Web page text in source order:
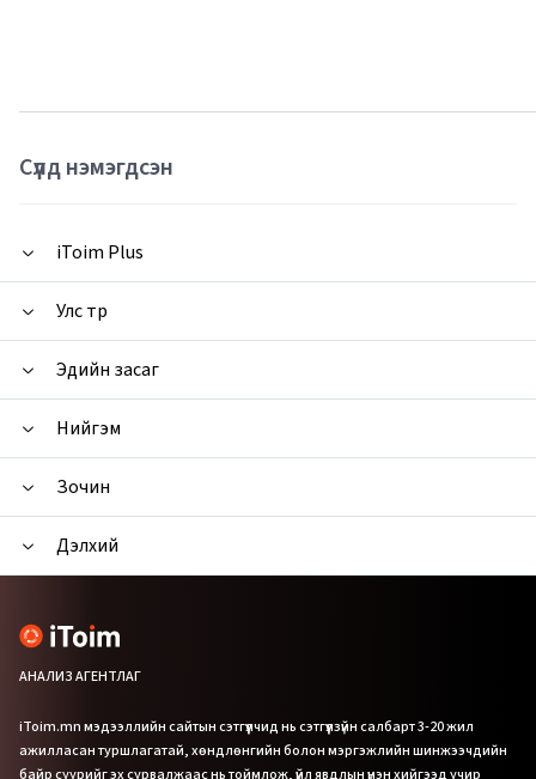
Сүүлд нэмэгдсэн
iToim Plus
Улс төр
Эдийн засаг
Нийгэм
Зочин
Дэлхий
АНАЛИЗ АГЕНТЛАГ
iToim.mn мэдээллийн сайтын сэтгүүлчид нь сэтгүүлзүйн салбарт 3-20 жил
ажилласан туршлагатай, хөндлөнгийн болон мэргэжлийн шинжээчдийн
байр суурийг эх сурвалжаас нь тоймлож, үйл явдлын үнэн хийгээд учир